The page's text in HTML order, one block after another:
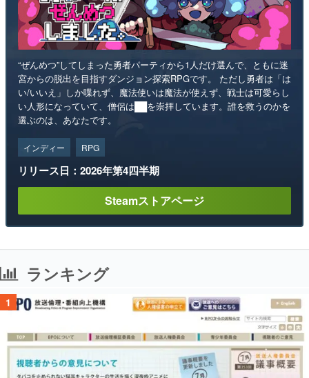
“ぜんめつ”してしまった勇者パーティから1人だけ選んで、ともに迷
宮からの脱出を目指すダンジョン探索RPGです。 ただし勇者は「は
い/いいえ」しか喋れず、魔法使いは魔法が使えず、戦士は可愛らし
い人形になっていて、僧侶は██を崇拝しています。誰を救うのかを
選ぶのは、あなたです。
インディー RPG
リリース日：2026年第4四半期
Steamストアページ
ランキング
1